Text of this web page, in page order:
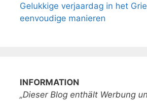
Gelukkige verjaardag in het
eenvoudige manieren
INFORMATION
„Dieser Blog enthält Werbung